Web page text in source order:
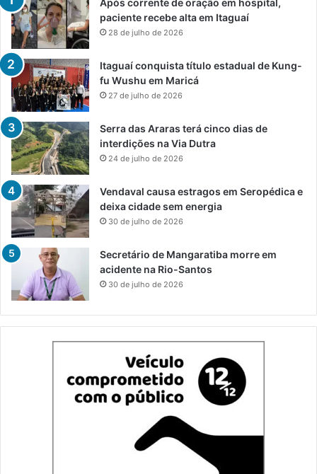
Após corrente de oração em hospital,
paciente recebe alta em Itaguaí
28 de julho de 2026
Itaguaí conquista título estadual de Kung-
fu Wushu em Maricá
27 de julho de 2026
Serra das Araras terá cinco dias de
interdições na Via Dutra
24 de julho de 2026
Vendaval causa estragos em Seropédica e
deixa cidade sem energia
30 de julho de 2026
Secretário de Mangaratiba morre em
acidente na Rio-Santos
30 de julho de 2026